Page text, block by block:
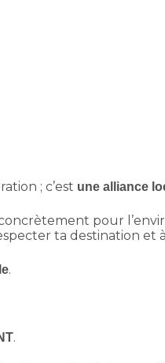
; c’est une alliance
pour
ta destination et
.
.